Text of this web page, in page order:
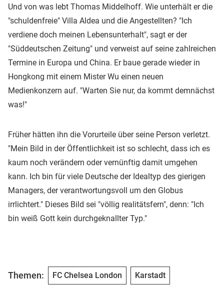
Und von was lebt Thomas Middelhoff. Wie unterhält er die
"schuldenfreie" Villa Aldea und die Angestellten? "Ich
verdiene doch meinen Lebensunterhalt", sagt er der
"Süddeutschen Zeitung" und verweist auf seine zahlreichen
Termine in Europa und China. Er baue gerade wieder in
Hongkong mit einem Mister Wu einen neuen
Medienkonzern auf. "Warten Sie nur, da kommt demnächst
was!"
Früher hätten ihn die Vorurteile über seine Person verletzt.
"Mein Bild in der Öffentlichkeit ist so schlecht, dass ich es
kaum noch verändern oder vernünftig damit umgehen
kann. Ich bin für viele Deutsche der Idealtyp des gierigen
Managers, der verantwortungsvoll um den Globus
irrlichtert." Dieses Bild sei "völlig realitätsfern", denn: "Ich
bin weiß Gott kein durchgeknallter Typ."
Themen: FC Chelsea London Karstadt